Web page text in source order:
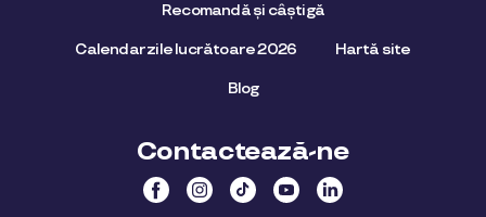
Recomandă și câștigă
Calendar zile lucrătoare 2026 Hartă site
Blog
Contactează-ne